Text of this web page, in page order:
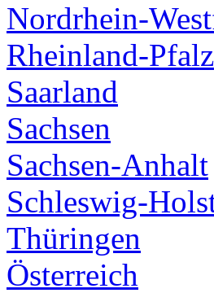
Nordrhein-
Rheinland-Pfalz
Saarland
Sachsen
Sachsen-Anhalt
Schleswig-
Thüringen
Österreich